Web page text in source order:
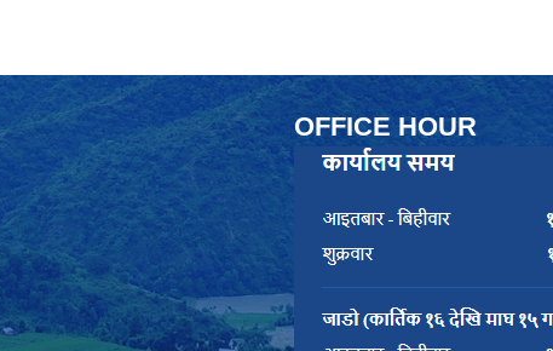
OFFICE HOUR